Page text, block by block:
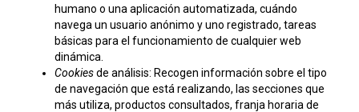
humano o una aplicación automatizada, cuándo
navega un usuario anónimo y uno registrado, tareas
básicas para el funcionamiento de cualquier web
dinámica.
Cookiesde análisis: Recogen información sobre el tipo
de navegación que está realizando, las secciones que
más utiliza, productos consultados, franja horaria de